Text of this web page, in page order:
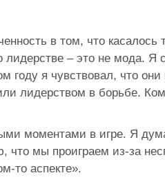
в том, что касалось
– это не мода. Я
году я чувствовал, что они
лидерством в борьбе.
моментами в игре. Я
мы проиграем из-за
то аспекте».